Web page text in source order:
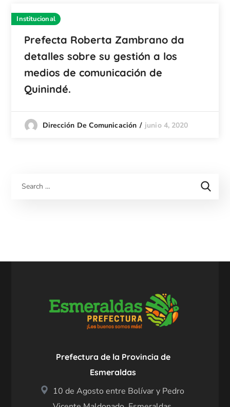
Institucional
Prefecta Roberta Zambrano da
detalles sobre su gestión a los
medios de comunicación de
Quinindé.
Dirección De Comunicación junio 4, 2020
Prefectura de la Provincia de
Esmeraldas
10 de Agosto entre Bolívar y Pedro